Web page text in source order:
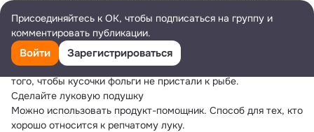
Как запечь рыбу, чтобы она не прилипла к фольге?
Не прижимайте рыбу плотно
Плотно прижимать рыбу к фольге не стоит, потому что
воздушная прослойка должна сохраняться. Это делается для
того, чтобы кусочки фольги не пристали к рыбе.
Сделайте луковую подушку
Можно использовать продукт-помощник. Способ для тех, кто
хорошо относится к репчатому луку.
Присоединяйтесь к ОК, чтобы подписаться на группу и
комментировать публикации.
Войти Зарегистрироваться